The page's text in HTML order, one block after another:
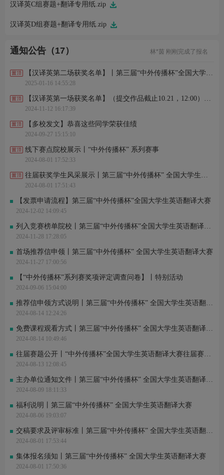
汉译英C组赛题+翻译专用纸.zip
汉译英D组赛题+翻译专用纸.zip
通知公告（17）
林*茵 刚刚完成了报名
庄*徽 刚刚进行了关注
姜*艳 刚刚完成了报名
潘*茹 刚刚完成了报名
王*达 刚刚进行了关注
辰* 刚刚进行了关注
庄*徽 刚刚进行了关注
【汉译英第二场获奖名单】丨第三届“中外传播杯”全国大学生英语翻译大赛
2025-01-16 14:55:28
【汉译英第一场获奖名单】（提交作品截止10.21，12:00）丨第三届“中外传播杯”全国大学生英语翻译大赛
2024-11-12 16:17:39
【多校发文】恭喜这些同学荣获佳绩
2024-09-27 15:15:10
线下赛点院校展示丨“中外传播杯” 系列赛事
2024-08-01 17:52:33
往届获奖学生风采展示丨第三届“中外传播杯” 全国大学生英语翻译大赛
2024-08-01 17:51:43
【发票申请流程】第三届“中外传播杯”全国大学生英语翻译大赛
2024-12-02 14:09:45
列入竞赛榜单院校丨第三届“中外传播杯”全国大学生英语翻译大赛
2024-11-28 17:28:05
首场推荐信申领丨第三届“中外传播杯” 全国大学生英语翻译大赛
2024-11-27 17:00:56
【“中外传播杯”系列赛奖项评定调查问卷】丨特别活动
2024-09-06 15:04:00
推荐信申领方式说明丨第三届“中外传播杯” 全国大学生英语翻译大赛
2024-08-14 12:24:26
免费课程观看方式丨第三届“中外传播杯” 全国大学生英语翻译大赛
2024-08-14 10:49:46
往届赛题公开丨“中外传播杯”全国大学生英语翻译大赛往届赛题公开
2024-08-13 12:08:45
主办单位通知文件丨第三届“中外传播杯” 全国大学生英语翻译大赛
2024-08-09 18:11:33
福利说明丨第三届“中外传播杯” 全国大学生英语翻译大赛
2024-08-06 19:03:07
交稿要求及评审标准丨第三届“中外传播杯” 全国大学生英语翻译大赛
2024-08-01 17:53:44
集体报名须知丨第三届“中外传播杯” 全国大学生英语翻译大赛
2024-08-01 17:50:36